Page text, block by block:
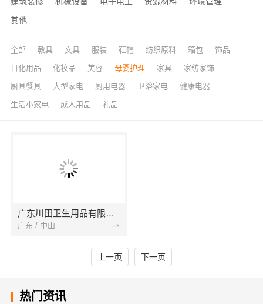
其他
全部 教具 文具 服装 鞋帽 纺织原料 箱包 饰品
日化用品 化妆品 美容 母婴护理 家具 家纺家饰
厨具餐具 大型家电 厨用电器 卫浴家电 健康电器
生活小家电 成人用品 礼品
广东川田卫生用品有限公司
广东 / 中山
上一页 下一页
热门资讯